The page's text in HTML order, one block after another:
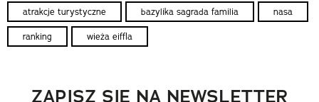
atrakcje turystyczne bazylika sagrada familia nasa
ranking wieża eiffla
ZAPISZ SIĘ NA NEWSLETTER